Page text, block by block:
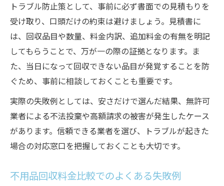
トラブル防止策として、事前に必ず書面での見積もりを
受け取り、口頭だけの約束は避けましょう。見積書に
は、回収品目や数量、料金内訳、追加料金の有無を明記
してもらうことで、万が一の際の証拠となります。ま
た、当日になって回収できない品目が発覚することを防
ぐため、事前に相談しておくことも重要です。
実際の失敗例としては、安さだけで選んだ結果、無許可
業者による不法投棄や高額請求の被害が発生したケース
があります。信頼できる業者を選び、トラブルが起きた
場合の対応窓口を把握しておくことも大切です。
不用品回収料金比較でのよくある失敗例